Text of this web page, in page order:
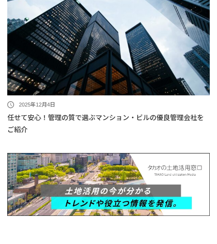
2025年12月4日
任せて安心！管理の質で選ぶマンション・ビルの優良管理会社を
ご紹介